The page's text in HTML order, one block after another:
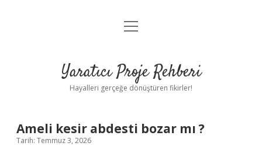
Anasayfa
Yasal Uyarı
menüyü
Yaratıcı Proje Rehberi
Hayalleri gerçeğe dönüştüren fikirler!
Ameli kesir abdesti bozar mı ?
Tarih: Temmuz 3, 2026